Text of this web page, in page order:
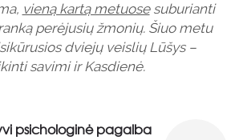
vieną kartą metuosesuburianti
perėjusių žmonių. Šiuo metu
dviejų veislių Lūšys –
savimi ir Kasdienė.
psichologinė pagalba